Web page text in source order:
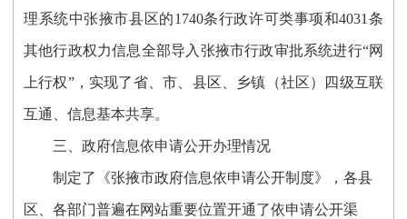
理系统中张掖市县区的1740条行政许可类事项和4031条
其他行政权力信息全部导入张掖市行政审批系统进行“网
上行权”，实现了省、市、县区、乡镇（社区）四级互联
互通、信息基本共享。
三、政府信息依申请公开办理情况
制定了《张掖市政府信息依申请公开制度》，各县
区、各部门普遍在网站重要位置开通了依申请公开渠